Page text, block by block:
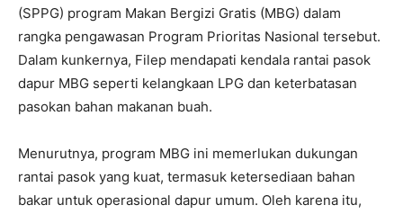
(SPPG) program Makan Bergizi Gratis (MBG) dalam
rangka pengawasan Program Prioritas Nasional tersebut.
Dalam kunkernya, Filep mendapati kendala rantai pasok
dapur MBG seperti kelangkaan LPG dan keterbatasan
pasokan bahan makanan buah.
Menurutnya, program MBG ini memerlukan dukungan
rantai pasok yang kuat, termasuk ketersediaan bahan
bakar untuk operasional dapur umum. Oleh karena itu,